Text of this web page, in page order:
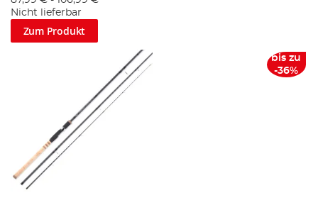
Nicht lieferbar
Zum Produkt
bis zu
-36%